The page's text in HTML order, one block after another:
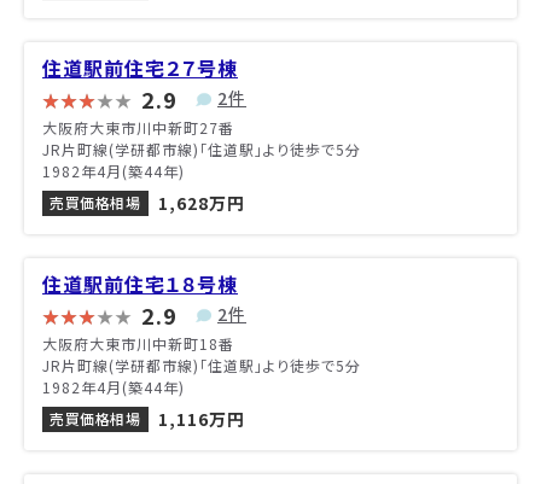
住道駅前住宅２７号棟
2.9 2件
大阪府大東市川中新町27番
JR片町線(学研都市線)「住道駅」より徒歩で5分
1982年4月(築44年)
売買価格相場
1,628万円
住道駅前住宅１８号棟
2.9 2件
大阪府大東市川中新町18番
JR片町線(学研都市線)「住道駅」より徒歩で5分
1982年4月(築44年)
売買価格相場
1,116万円